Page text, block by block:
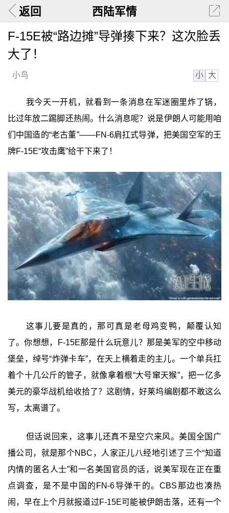
返回 西陆军情
F-15E被“路边摊”导弹揍下来？这次脸丢
大了！
小鸟 小 大
我今天一开机，就看到一条消息在军迷圈里炸了锅，
比过年放二踢脚还热闹。什么消息呢？说是伊朗人可能用咱
们中国造的“老古董”——FN-6肩扛式导弹，把美国空军的王
牌F-15E“攻击鹰”给干下来了！
这事儿要是真的，那可真是老母鸡变鸭，颠覆认知
了。你想想，F-15E那是什么玩意儿？那是美军的空中移动
堡垒，绰号“炸弹卡车”，在天上横着走的主儿。一个单兵扛
着个十几公斤的管子，就像拿着根“大号窜天猴”，把一亿多
美元的豪华战机给收拾了？这剧情，好莱坞编剧都不敢这么
写，太离谱了。
但话说回来，这事儿还真不是空穴来风。美国全国广
播公司，就是那个NBC，人家正儿八经地引述了三个“知道
内情的匿名人士”和一名美国官员的话，说美军现在正在重
点调查，是不是中国的FN-6导弹干的。CBS那边也凑热
闹，早在上个月就报道过F-15E可能被伊朗击落，还有一个